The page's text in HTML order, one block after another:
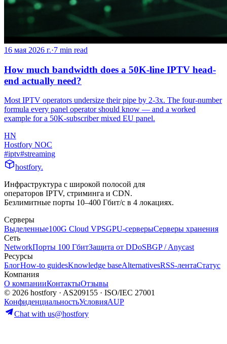
16 мая 2026 г.·7 min read
How much bandwidth does a 50K-line IPTV head-
end actually need?
Most IPTV operators undersize their pipe by 2-3x. The four-number
formula every panel operator should know — and a worked
example for a 50K-subscriber mixed EU panel.
HN
Hostfory NOC
#iptv#streaming
hostfory.
Инфраструктура с широкой полосой для
операторов IPTV, стриминга и CDN.
Безлимитные порты 10–400 Гбит/с в 4 локациях.
Серверы
Выделенные100G Cloud VPSGPU-серверыСерверы хранения
Сеть
NetworkПорты 100 ГбитЗащита от DDoSBGP / Anycast
Ресурсы
БлогHow-to guidesKnowledge baseAlternativesRSS-лентаСтатус
Компания
О компанииКонтактыОтзывы
© 2026 hostfory · AS209155 · ISO/IEC 27001
КонфиденциальностьУсловияAUP
Chat with us@hostfory